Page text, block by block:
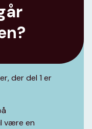
der del 1 er
være en